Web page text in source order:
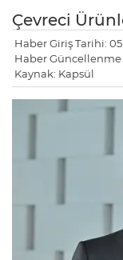
Çevreci
Haber Giriş Tarihi:
Haber Güncellenme
Kaynak: Kapsül